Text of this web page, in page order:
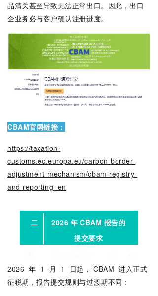
品清关甚至导致无法正常出口。因此，出口
企业务必与客户确认注册进度。
CBAM官网链接：
https://taxation-
customs.ec.europa.eu/carbon-border-
adjustment-mechanism/cbam-registry-
and-reporting_en
二
2026 年 CBAM 报告的
提交要求
2026 年 1 月 1 日起， CBAM 进入正式
征税期，报告提交规则与过渡期不同：